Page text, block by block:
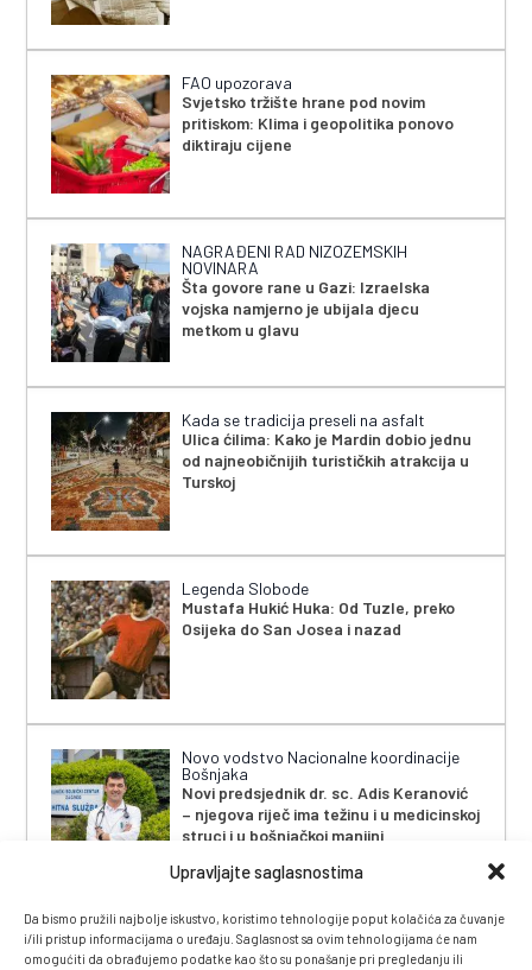
Upravljajte saglasnostima
Da bismo pružili najbolje iskustvo, koristimo tehnologije poput kolačića za čuvanje
i/ili pristup informacijama o uređaju. Saglasnost sa ovim tehnologijama će nam
omogućiti da obrađujemo podatke kao što su ponašanje pri pregledanju ili
FAO upozorava
Svjetsko tržište hrane pod novim
pritiskom: Klima i geopolitika ponovo
diktiraju cijene
NAGRAĐENI RAD NIZOZEMSKIH
NOVINARA
Šta govore rane u Gazi: Izraelska
vojska namjerno je ubijala djecu
metkom u glavu
Kada se tradicija preseli na asfalt
Ulica ćilima: Kako je Mardin dobio jednu
od najneobičnijih turističkih atrakcija u
Turskoj
Legenda Slobode
Mustafa Hukić Huka: Od Tuzle, preko
Osijeka do San Josea i nazad
Novo vodstvo Nacionalne koordinacije
Bošnjaka
Novi predsjednik dr. sc. Adis Keranović
– njegova riječ ima težinu i u medicinskoj
struci i u bošnjačkoj manjini